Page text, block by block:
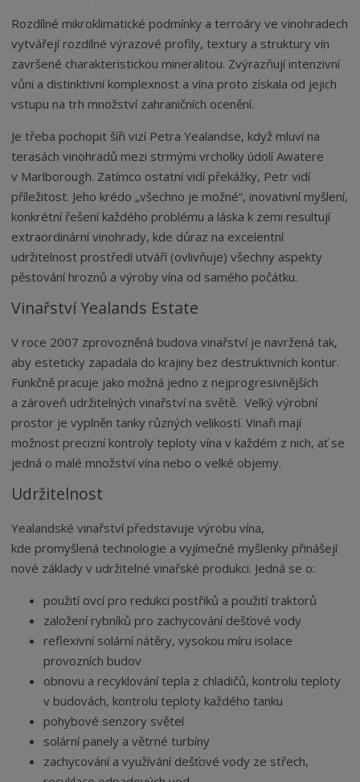
Rozdílné mikroklimatické podmínky a terroáry ve vinohradech
vytvářejí rozdílné výrazové profily, textury a struktury vín
završené charakteristickou mineralitou. Zvýrazňují intenzivní
vůni a distinktivní komplexnost a vína proto získala od jejich
vstupu na trh množství zahraničních ocenění.
Je třeba pochopit šíři vizí Petra Yealandse, když mluví na
terasách vinohradů mezi strmými vrcholky údolí Awatere
v Marlborough. Zatímco ostatní vidí překážky, Petr vidí
příležitost. Jeho krédo „všechno je možné“, inovativní myšlení,
konkrétní řešení každého problému a láska k zemi resultují
extraordinární vinohrady, kde důraz na excelentní
udržitelnost prostředí utváří (ovlivňuje) všechny aspekty
pěstování hroznů a výroby vína od samého počátku.
Vinařství Yealands Estate
V roce 2007 zprovozněná budova vinařství je navržená tak,
aby esteticky zapadala do krajiny bez destruktivních kontur.
Funkčně pracuje jako možná jedno z nejprogresivnějších
a zároveň udržitelných vinařství na světě. Velký výrobní
prostor je vyplněn tanky různých velikostí. Vinaři mají
možnost precizní kontroly teploty vína v každém z nich, ať se
jedná o malé množství vína nebo o velké objemy.
Udržitelnost
Yealandské vinařství představuje výrobu vína,
kde promyšlená technologie a vyjímečné myšlenky přinášejí
nové základy v udržitelné vinařské produkci. Jedná se o:
použití ovcí pro redukci postřiků a použití traktorů
založení rybníků pro zachycování dešťové vody
reflexivní solární nátěry, vysokou míru isolace
provozních budov
obnovu a recyklování tepla z chladičů, kontrolu teploty
v budovách, kontrolu teploty každého tanku
pohybové senzory světel
solární panely a větrné turbíny
zachycování a využívání dešťové vody ze střech,